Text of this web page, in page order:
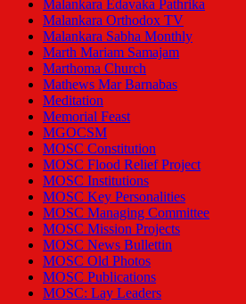
Malankara Edavaka Pathrika
Malankara Orthodox TV
Malankara Sabha Monthly
Marth Mariam Samajam
Marthoma Church
Mathews Mar Barnabas
Meditation
Memorial Feast
MGOCSM
MOSC Constitution
MOSC Flood Relief Project
MOSC Institutions
MOSC Key Personalities
MOSC Managing Committee
MOSC Mission Projects
MOSC News Bullettin
MOSC Old Photos
MOSC Publications
MOSC: Lay Leaders